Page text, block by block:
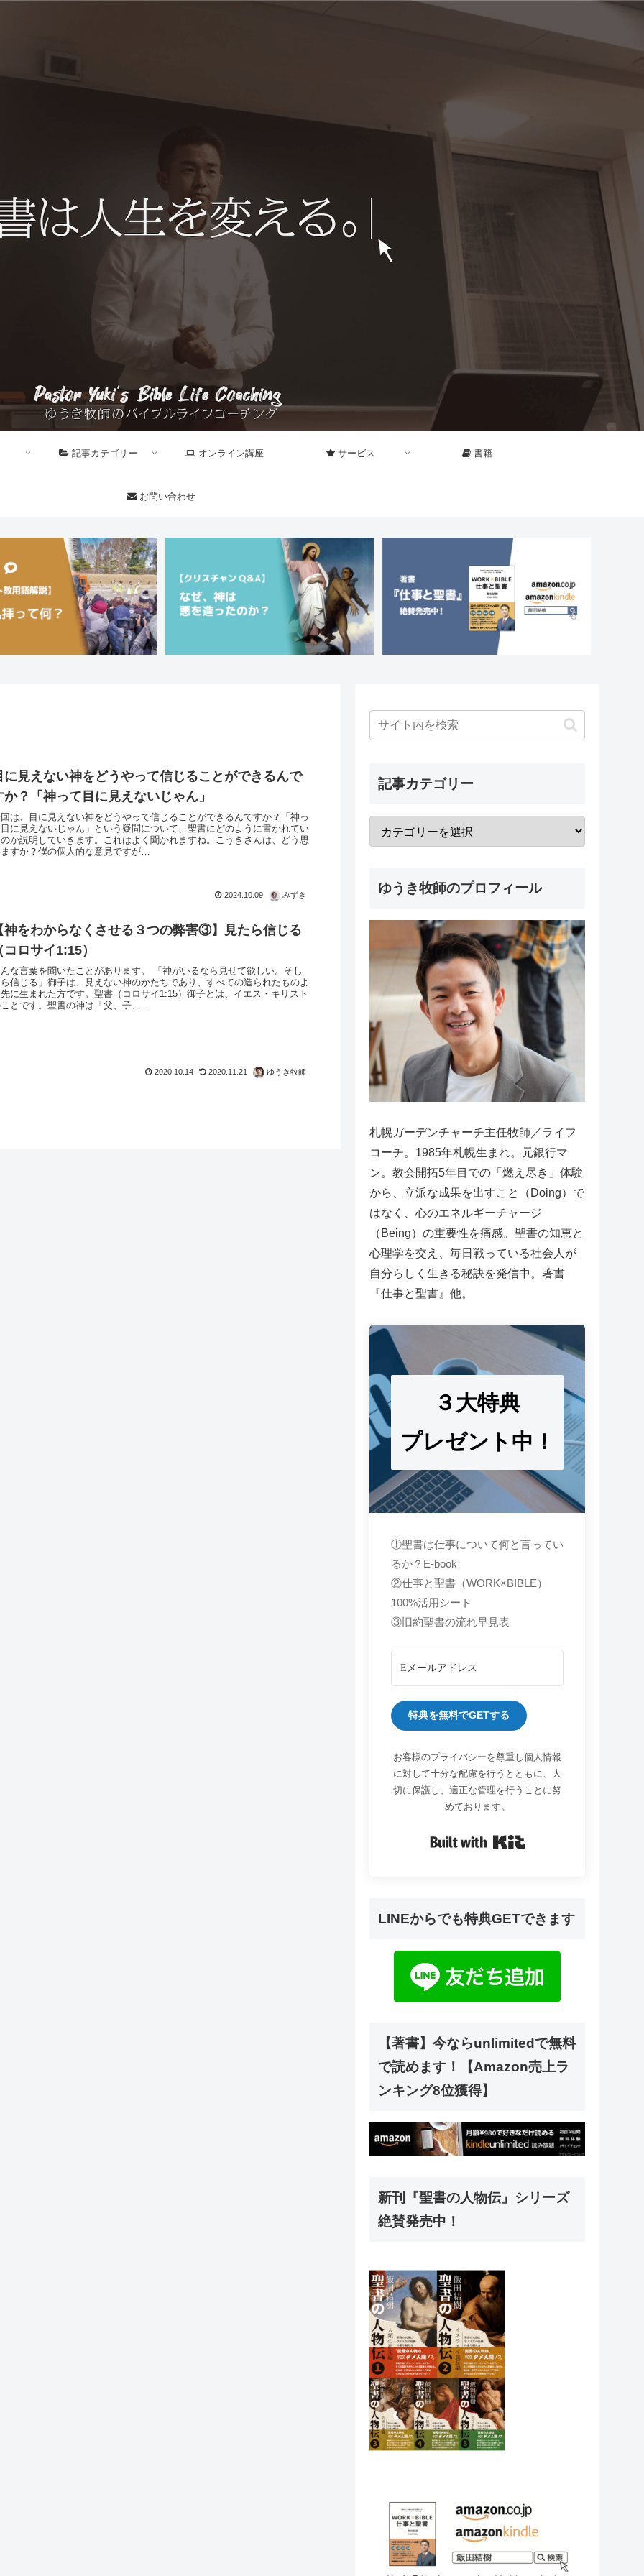
記事カテゴリー オンライン講座 サービス 書籍
お問い合わせ
に見えない神をどうやって信じることができるんで
か？「神って目に見えないじゃん」
は、目に見えない神をどうやって信じることができるんですか？「神っ
に見えないじゃん」という疑問について、聖書にどのように書かれてい
か説明していきます。これはよく聞かれますね。こうきさんは、どう思
すか？僕の個人的な意見ですが…
2024.10.09 みずき
神をわからなくさせる３つの弊害③】見たら信じる
コロサイ1:15）
な言葉を聞いたことがあります。 「神がいるなら見せて欲しい。そし
信じる」御子は、見えない神のかたちであり、すべての造られたものよ
に生まれた方です。聖書（コロサイ1:15）御子とは、イエス・キリスト
とです。聖書の神は「父、子、...
2020.10.14 2020.11.21 ゆうき牧師
記事カテゴリー
ゆうき牧師のプロフィール
札幌ガーデンチャーチ主任牧師／ライフ
コーチ。1985年札幌生まれ。元銀行マ
ン。教会開拓5年目での「燃え尽き」体験
から、立派な成果を出すこと（Doing）で
はなく、心のエネルギーチャージ
（Being）の重要性を痛感。聖書の知恵と
心理学を交え、毎日戦っている社会人が
自分らしく生きる秘訣を発信中。著書
『仕事と聖書』他。
３大特典
プレゼント中！
①聖書は仕事について何と言ってい
るか？E-book
②仕事と聖書（WORK×BIBLE）
100%活用シート
③旧約聖書の流れ早見表
特典を無料でGETする
お客様のプライバシーを尊重し個人情報
に対して十分な配慮を行うとともに、大
切に保護し、適正な管理を行うことに努
めております。
LINEからでも特典GETできます
【著書】今ならunlimitedで無料
で読めます！【Amazon売上ラ
ンキング8位獲得】
新刊『聖書の人物伝』シリーズ
絶賛発売中！